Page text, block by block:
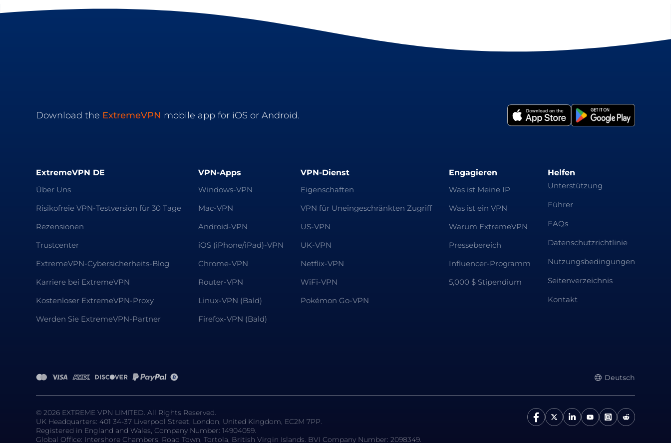
Download the ExtremeVPN mobile app for iOS or Android.
ExtremeVPN DE
Über Uns
Risikofreie VPN-Testversion für 30 Tage
Rezensionen
Trustcenter
ExtremeVPN-Cybersicherheits-Blog
Karriere bei ExtremeVPN
Kostenloser ExtremeVPN-Proxy
Werden Sie ExtremeVPN-Partner
VPN-Apps
Windows-VPN
Mac-VPN
Android-VPN
iOS (iPhone/iPad)-VPN
Chrome-VPN
Router-VPN
Linux-VPN (Bald)
Firefox-VPN (Bald)
VPN-Dienst
Eigenschaften
VPN für Uneingeschränkten Zugriff
US-VPN
UK-VPN
Netflix-VPN
WiFi-VPN
Pokémon Go-VPN
Engagieren
Was ist Meine IP
Was ist ein VPN
Warum ExtremeVPN
Pressebereich
Influencer-Programm
5,000 $ Stipendium
Helfen
Unterstützung
Führer
FAQs
Datenschutzrichtlinie
Nutzungsbedingungen
Seitenverzeichnis
Kontakt
Deutsch
© 2026 EXTREME VPN LIMITED. All Rights Reserved.
UK Headquarters: 401 34-37 Liverpool Street, London, United Kingdom, EC2M 7PP.
Registered in England and Wales, Company Number: 14904059.
Global Office: Intershore Chambers, Road Town, Tortola, British Virgin Islands. BVI Company Number: 2098349.